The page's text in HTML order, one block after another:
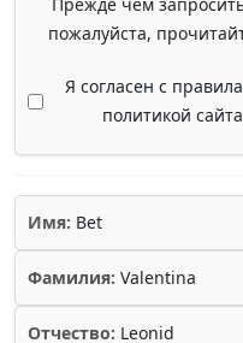
пожалуйста,
Я согласен с
политикой сайта
Имя: Bet
Фамилия: Valentina
Отчество: Leonid